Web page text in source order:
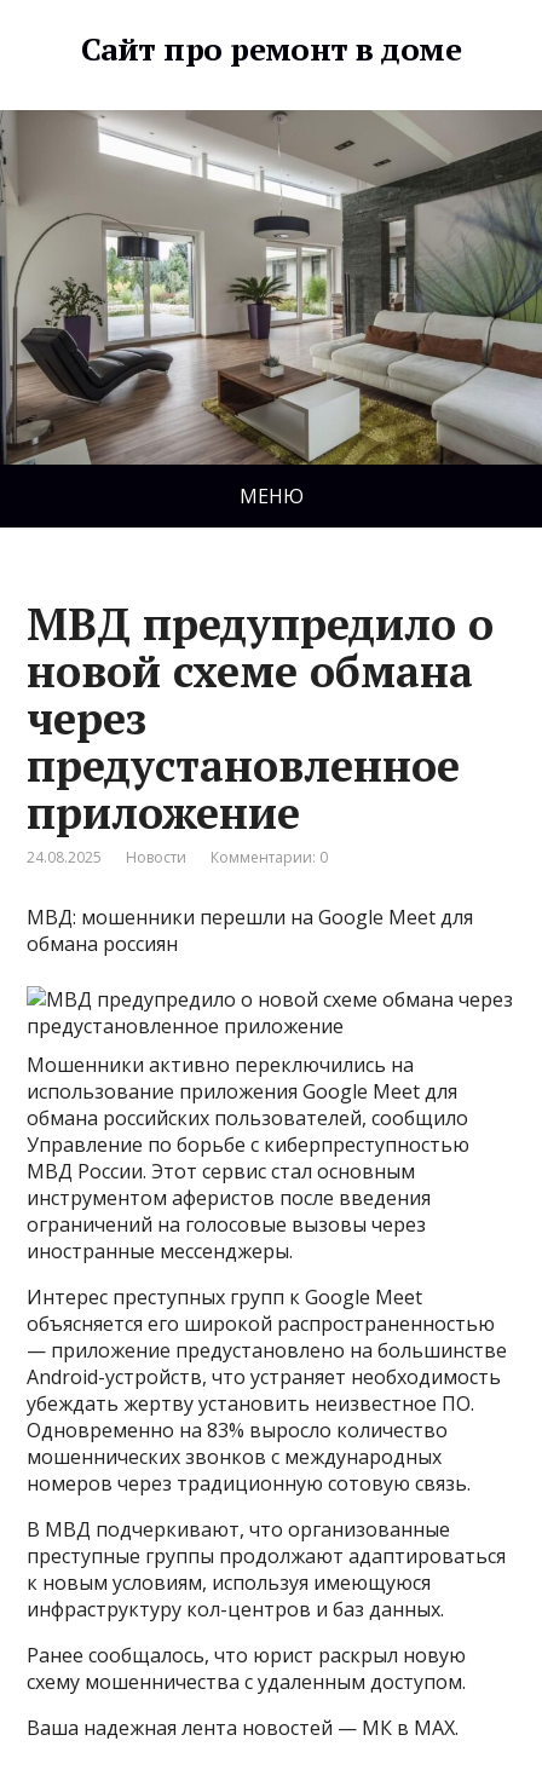
Сайт про ремонт в доме
МЕНЮ
МВД предупредило о
новой схеме обмана
через
предустановленное
приложение
24.08.2025 Новости Комментарии: 0
МВД: мошенники перешли на Google Meet для
обмана россиян
Мошенники активно переключились на
использование приложения Google Meet для
обмана российских пользователей, сообщило
Управление по борьбе с киберпреступностью
МВД России. Этот сервис стал основным
инструментом аферистов после введения
ограничений на голосовые вызовы через
иностранные мессенджеры.
Интерес преступных групп к Google Meet
объясняется его широкой распространенностью
— приложение предустановлено на большинстве
Android-устройств, что устраняет необходимость
убеждать жертву установить неизвестное ПО.
Одновременно на 83% выросло количество
мошеннических звонков с международных
номеров через традиционную сотовую связь.
В МВД подчеркивают, что организованные
преступные группы продолжают адаптироваться
к новым условиям, используя имеющуюся
инфраструктуру кол-центров и баз данных.
Ранее сообщалось, что юрист раскрыл новую
схему мошенничества с удаленным доступом.
Ваша надежная лента новостей — МК в MAX.